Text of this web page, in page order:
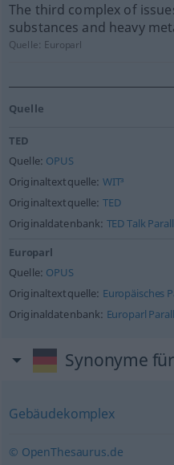
The third complex of
substances and heavy
Quelle: Europarl
Quelle
TED
Quelle: OPUS
Originaltextquelle: WIT³
Originaltextquelle: TED
Originaldatenbank: TED Talk
Europarl
Quelle: OPUS
Originaltextquelle: Europäisches
Originaldatenbank: Europarl
Synonyme
Gebäudekomplex
© OpenThesaurus.de